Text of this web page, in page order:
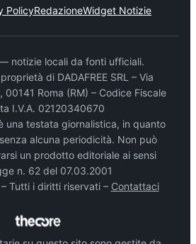
PolicyRedazioneWidget Notizie
notizie locali da fonti ufficiali.
di DADAFREE SRL – Via
00141 Roma (RM) – Codice Fiscale
I.V.A. 02120340670
una testata giornalistica, in quanto
alcuna periodicità. Non può
un prodotto editoriale ai sensi
n. 62 del 07.03.2001
Tutti i diritti riservati – Contattaci